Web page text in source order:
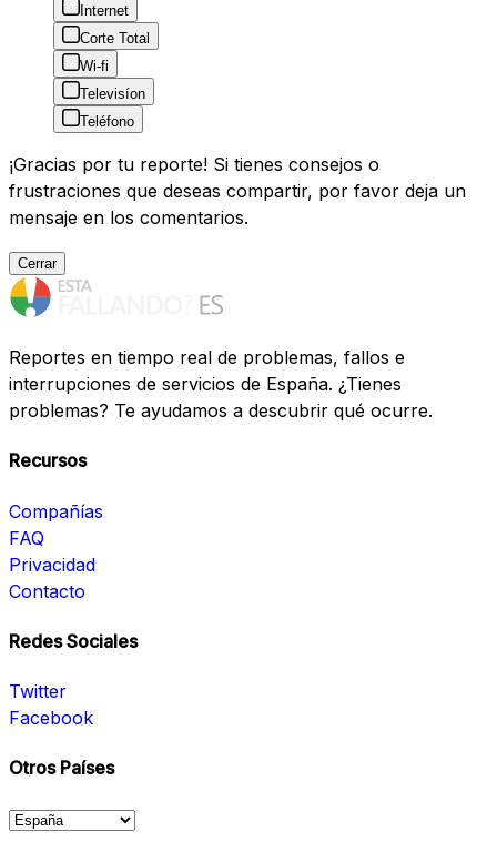
Internet
Corte Total
Wi-fi
Televisíon
Teléfono
¡Gracias por tu reporte! Si tienes consejos o
frustraciones que deseas compartir, por favor deja un
mensaje en los comentarios.
Cerrar
Reportes en tiempo real de problemas, fallos e
interrupciones de servicios de España. ¿Tienes
problemas? Te ayudamos a descubrir qué ocurre.
Recursos
Compañías
FAQ
Privacidad
Contacto
Redes Sociales
Twitter
Facebook
Otros Países